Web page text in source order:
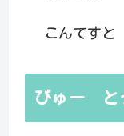
こんてすと
びゅー と